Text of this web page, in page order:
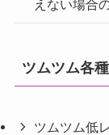
えない場合
ツムツム各
ツムツム低